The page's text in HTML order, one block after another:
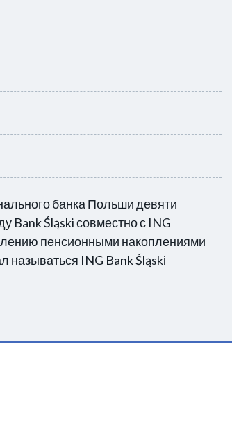
банка Польши девяти
Bank Śląski совместно с ING
пенсионными накоплениями
называться ING Bank Śląskі